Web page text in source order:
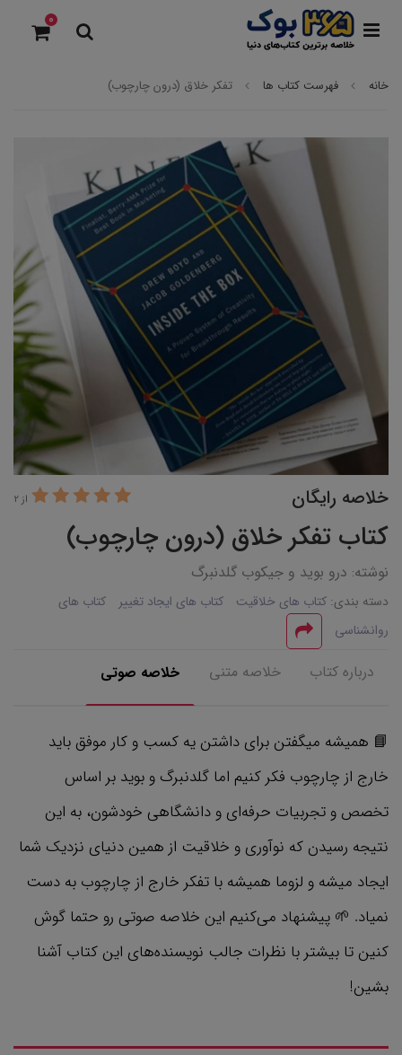
0
خانه فهرست کتاب ها تفکر خلاق (درون چارچوب)
خلاصه رایگان از 2
کتاب تفکر خلاق (درون چارچوب)
نوشته: درو بوید و جیکوب گلدنبرگ
دسته بندی: کتاب های خلاقیت کتاب های ایجاد تغییر
کتاب های
روانشناسی
درباره کتاب خلاصه متنی خلاصه صوتی
📘 همیشه میگفتن برای داشتن یه کسب و کار موفق باید
خارج از چارچوب فکر کنیم اما گلدنبرگ و بوید بر اساس
تخصص و تجربیات حرفه‌ای و دانشگاهی خودشون، به این
نتیجه رسیدن که نوآوری و خلاقیت از همین دنیای نزدیک شما
ایجاد میشه و لزوما همیشه با تفکر خارج از چارچوب به دست
نمیاد. 🌱 پیشنهاد می‌کنیم این خلاصه صوتی رو حتما گوش
کنین تا بیشتر با نظرات جالب نویسنده‌های این کتاب آشنا
بشین!